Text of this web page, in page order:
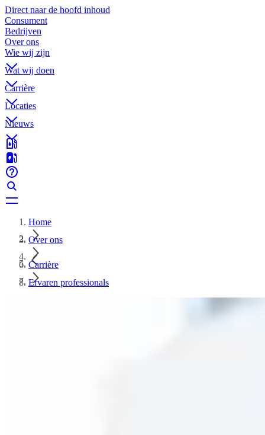
Direct naar de hoofd inhoud
Consument
Bedrijven
Over ons
Wie wij zijn
Wat wij doen
Carrière
Locaties
Nieuws
Home
Over ons
Carrière
Ervaren professionals